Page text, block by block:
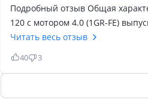
Подробный отзыв Общая
120 с мотором 4.0 (1GR-FE)
2009 год. Это самая мощная
Машина сочетает в себе
и настоящие внедорожные
Читать весь отзыв
40 3